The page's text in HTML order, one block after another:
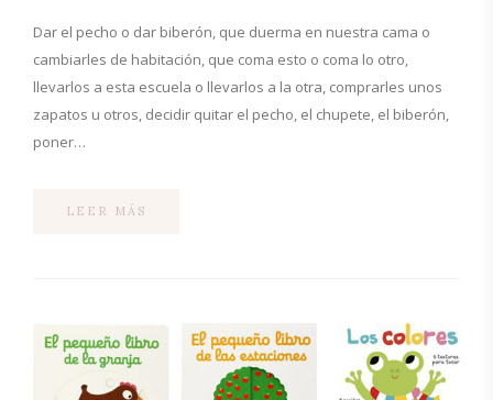
Dar el pecho o dar biberón, que duerma en nuestra cama o
cambiarles de habitación, que coma esto o coma lo otro,
llevarlos a esta escuela o llevarlos a la otra, comprarles unos
zapatos u otros, decidir quitar el pecho, el chupete, el biberón,
poner…
LEER MÁS